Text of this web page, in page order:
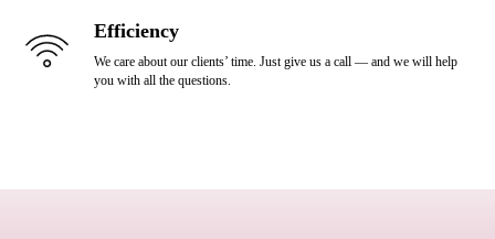
Efficiency
We care about our clients’ time. Just give us a call — and we will help
you with all the questions.